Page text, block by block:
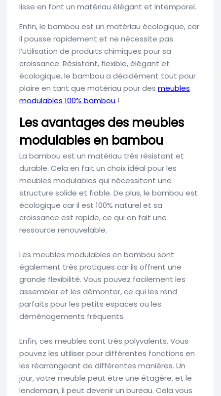
lisse en font un matériau élégant et intemporel.
Enfin, le bambou est un matériau écologique, car
il pousse rapidement et ne nécessite pas
l’utilisation de produits chimiques pour sa
croissance. Résistant, flexible, élégant et
écologique, le bambou a décidément tout pour
plaire en tant que matériau pour des meubles
modulables 100% bambou !
Les avantages des meubles
modulables en bambou
La bambou est un matériau très résistant et
durable. Cela en fait un choix idéal pour les
meubles modulables qui nécessitent une
structure solide et fiable. De plus, le bambou est
écologique car il est 100% naturel et sa
croissance est rapide, ce qui en fait une
ressource renouvelable.
Les meubles modulables en bambou sont
également très pratiques car ils offrent une
grande flexibilité. Vous pouvez facilement les
assembler et les démonter, ce qui les rend
parfaits pour les petits espaces ou les
déménagements fréquents.
Enfin, ces meubles sont très polyvalents. Vous
pouvez les utiliser pour différentes fonctions en
les réarrangeant de différentes manières. Un
jour, votre meuble peut être une étagère, et le
lendemain, il peut devenir un bureau. Cela vous